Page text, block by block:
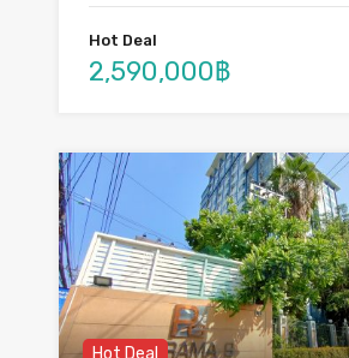
Hot Deal
2,590,000฿
Hot Deal